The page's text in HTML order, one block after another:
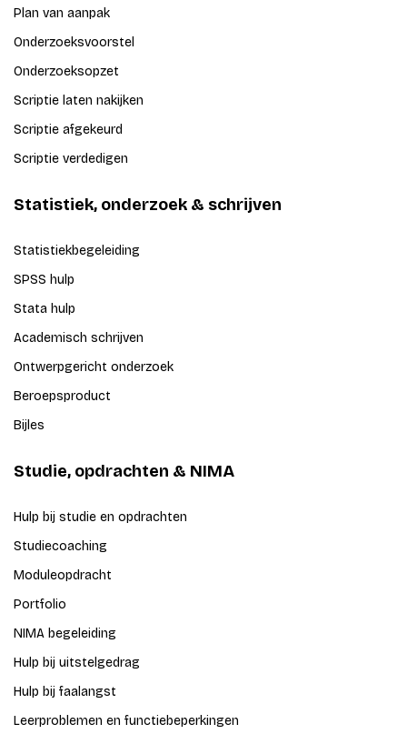
Plan van aanpak
Onderzoeksvoorstel
Onderzoeksopzet
Scriptie laten nakijken
Scriptie afgekeurd
Scriptie verdedigen
Statistiek, onderzoek & schrijven
Statistiekbegeleiding
SPSS hulp
Stata hulp
Academisch schrijven
Ontwerpgericht onderzoek
Beroepsproduct
Bijles
Studie, opdrachten & NIMA
Hulp bij studie en opdrachten
Studiecoaching
Moduleopdracht
Portfolio
NIMA begeleiding
Hulp bij uitstelgedrag
Hulp bij faalangst
Leerproblemen en functiebeperkingen